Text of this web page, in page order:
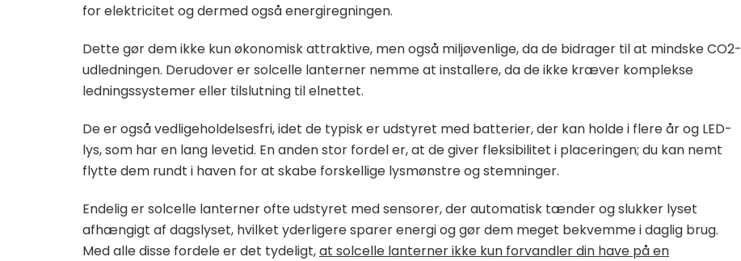
for elektricitet og dermed også energiregningen.
Dette gør dem ikke kun økonomisk attraktive, men også miljøvenlige, da de bidrager til at mindske CO2-
udledningen. Derudover er solcelle lanterner nemme at installere, da de ikke kræver komplekse
ledningssystemer eller tilslutning til elnettet.
De er også vedligeholdelsesfri, idet de typisk er udstyret med batterier, der kan holde i flere år og LED-
lys, som har en lang levetid. En anden stor fordel er, at de giver fleksibilitet i placeringen; du kan nemt
flytte dem rundt i haven for at skabe forskellige lysmønstre og stemninger.
Endelig er solcelle lanterner ofte udstyret med sensorer, der automatisk tænder og slukker lyset
afhængigt af dagslyset, hvilket yderligere sparer energi og gør dem meget bekvemme i daglig brug.
Med alle disse fordele er det tydeligt,at solcelle lanterner ikke kun forvandler din have på en